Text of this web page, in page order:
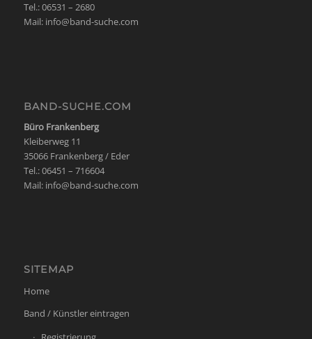
Tel.: 06531 – 2680
Mail: info@band-suche.com
BAND-SUCHE.COM
Büro Frankenberg
Kleiberweg 11
35066 Frankenberg / Eder
Tel.: 06451 – 716604
Mail: info@band-suche.com
SITEMAP
Home
Band / Künstler eintragen